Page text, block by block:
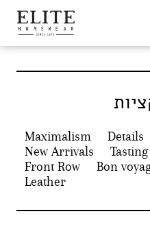
Maximalism Details
New Arrivals
Front Row
Bon
Leather